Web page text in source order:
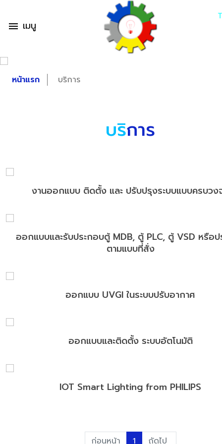
menu เมนู
หน้าแรก บริการ
บริการ
งานออกแบบ ติดตั้ง และ ปรับปรุงระบบแบบครบวง
ออกแบบและรับประกอบตู้ MDB, ตู้ PLC, ตู้ VSD หรือ
ตามแบบที่สั่ง
ออกแบบ UVGI ในระบบปรับอากาศ
ออกแบบและติดตั้ง ระบบอัตโนมัติ
IOT Smart Lighting from PHILIPS
ก่อนหน้า 1 ถัดไป